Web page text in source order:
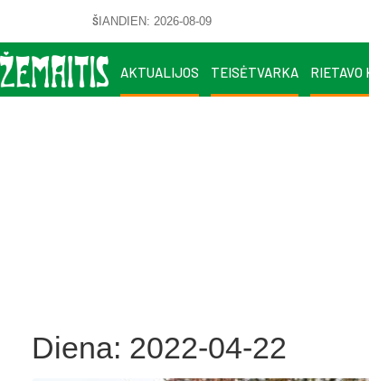
ŠIANDIEN: 2026-08-09
AKTUALIJOS TEISĖTVARKA RIETAVO
Diena: 2022-04-22